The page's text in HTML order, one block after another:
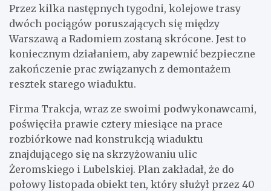
Przez kilka następnych tygodni, kolejowe trasy
dwóch pociągów poruszających się między
Warszawą a Radomiem zostaną skrócone. Jest to
koniecznym działaniem, aby zapewnić bezpieczne
zakończenie prac związanych z demontażem
resztek starego wiaduktu.
Firma Trakcja, wraz ze swoimi podwykonawcami,
poświęciła prawie cztery miesiące na prace
rozbiórkowe nad konstrukcją wiaduktu
znajdującego się na skrzyżowaniu ulic
Żeromskiego i Lubelskiej. Plan zakładał, że do
połowy listopada obiekt ten, który służył przez 40